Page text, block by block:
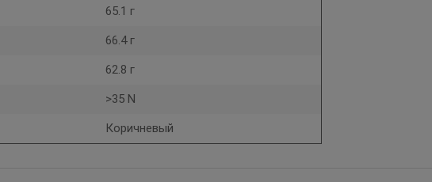
65.1 г
66.4 г
62.8 г
>35 N
Коричневый